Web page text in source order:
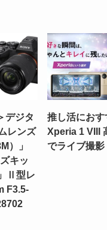
デジタ
レンズ
）」
キッ
Ⅱ型レ
F3.5-
推し活にお
Xperia 1 VIII
でライブ撮影